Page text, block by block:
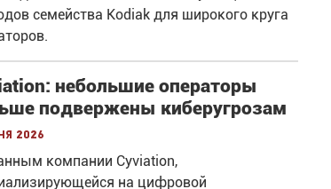
семейства Kodiak для широкого круга
небольшие операторы
подвержены киберугрозам
2026
компании Cyviation,
на цифровой